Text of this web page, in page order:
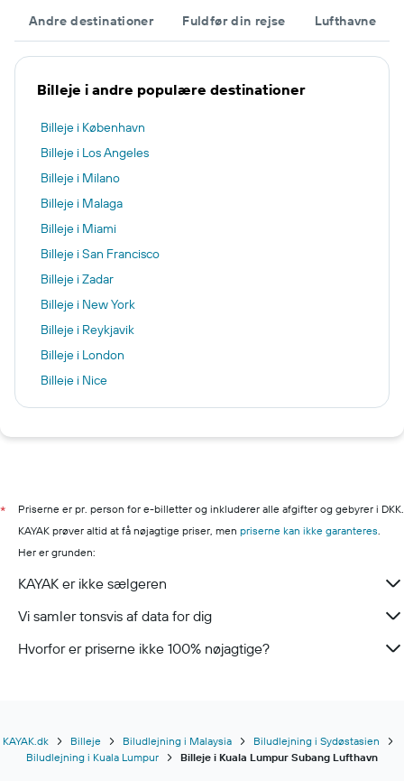
Andre destinationer Fuldfør din rejse Lufthavne
Billeje i andre populære destinationer
Billeje i København
Billeje i Los Angeles
Billeje i Milano
Billeje i Malaga
Billeje i Miami
Billeje i San Francisco
Billeje i Zadar
Billeje i New York
Billeje i Reykjavik
Billeje i London
Billeje i Nice
Billeje i Flensborg
Billeje i Aarhus
*
Priserne er pr. person for e-billetter og inkluderer alle afgifter og gebyrer i DKK.
KAYAK prøver altid at få nøjagtige priser, men priserne kan ikke garanteres
Her er grunden:
KAYAK er ikke sælgeren
Vi samler tonsvis af data for dig
Hvorfor er priserne ikke 100% nøjagtige?
KAYAK.dk Billeje Biludlejning i Malaysia
Biludlejning i Sydøstasien
Biludlejning i Kuala Lumpur
Billeje i Kuala Lumpur Subang Lufthavn